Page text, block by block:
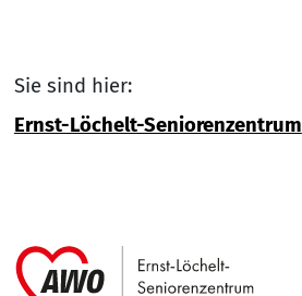
Sie sind hier:
Ernst-Löchelt-Seniorenzentrum